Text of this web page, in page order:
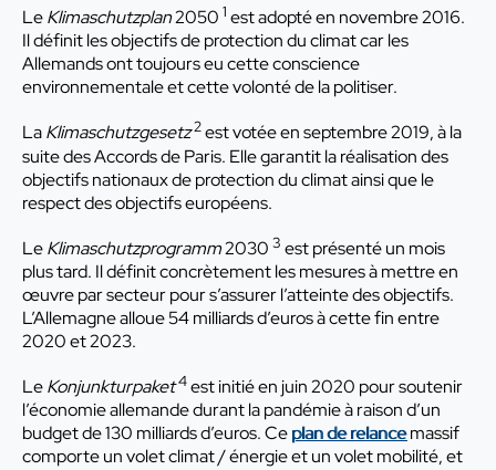
LeKlimaschutzplan2050 1 est adopté en novembre 2016.
Il définit les objectifs de protection du climat car les
Allemands ont toujours eu cette conscience
environnementale et cette volonté de la politiser.
LaKlimaschutzgesetz2est votée en septembre 2019, à la
suite des Accords de Paris. Elle garantit la réalisation des
objectifs nationaux de protection du climat ainsi que le
respect des objectifs européens.
LeKlimaschutzprogramm2030 3 est présenté un mois
plus tard. Il définit concrètement les mesures à mettre en
œuvre par secteur pour s’assurer l’atteinte des objectifs.
L’Allemagne alloue 54 milliards d’euros à cette fin entre
2020 et 2023.
LeKonjunkturpaket4est initié en juin 2020 pour soutenir
l’économie allemande durant la pandémie à raison d’un
budget de 130 milliards d’euros. Ceplan de relancemassif
comporte un volet climat / énergie et un volet mobilité, et